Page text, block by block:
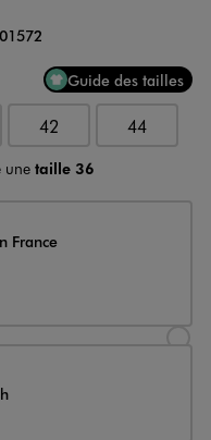
Guide des tailles
42 44
une taille 36
France